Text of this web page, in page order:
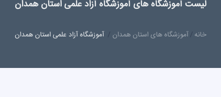
لیست آموزشگاه های آموزشگاه آزاد علمی استان همدان
خانه آموزشگاه های استان همدان آموزشگاه آزاد علمی استان همدان